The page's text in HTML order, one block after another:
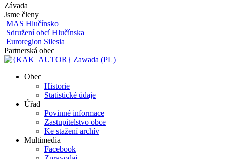
Závada
Jsme členy
MAS Hlučínsko
Sdružení obcí Hlučínska
Euroregion Silesia
Partnerská obec
Zawada (PL)
Obec
Historie
Statistické údaje
Úřad
Povinné informace
Zastupitelstvo obce
Ke stažení archív
Multimedia
Facebook